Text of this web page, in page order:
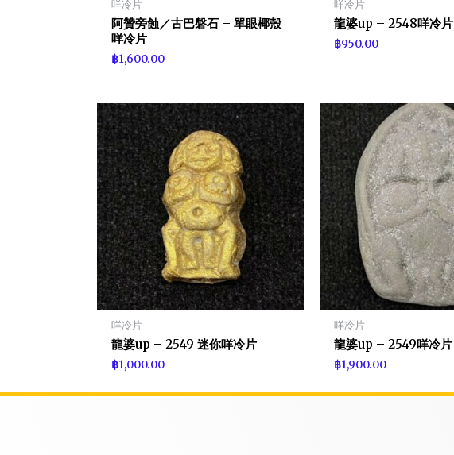
咩冷片
阿贊旁蝕／古巴磐石 – 單眼椰殼
咩冷片
฿1,600.00
咩冷片
龍婆up – 2548咩冷片
฿950.00
咩冷片
龍婆up – 2549 迷你咩冷片
฿1,000.00
咩冷片
龍婆up – 2549咩冷片
฿1,900.00